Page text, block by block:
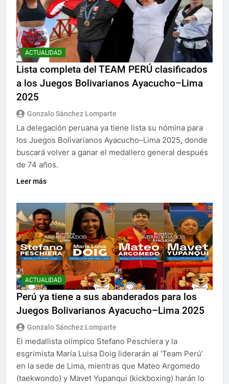
ACTUALIDAD
Lista completa del TEAM PERÚ clasificados
a los Juegos Bolivarianos Ayacucho–Lima
2025
Gonzalo Sánchez Lomparte
La delegación peruana ya tiene lista su nómina para
los Juegos Bolivarianos Ayacucho–Lima 2025, donde
buscará volver a ganar el medallero general después
de 74 años.
Leer más
ACTUALIDAD
Perú ya tiene a sus abanderados para los
Juegos Bolivarianos Ayacucho–Lima 2025
Gonzalo Sánchez Lomparte
El medallista olímpico Stefano Peschiera y la
esgrimista María Luisa Doig liderarán al ‘Team Perú’
en la sede de Lima, mientras que Mateo Argomedo
(taekwondo) y Mavet Yupanqui (kickboxing) harán lo